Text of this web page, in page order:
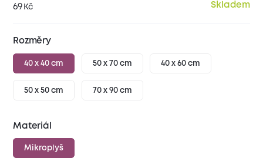
69 Kč Skladem
Rozměry
40 x 40 cm 50 x 70 cm 40 x 60 cm
50 x 50 cm 70 x 90 cm
Materiál
Mikroplyš